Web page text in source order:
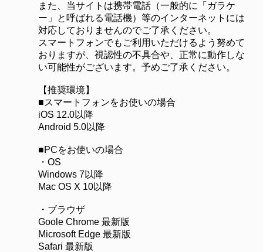
また、当サイトは携帯電話（一般的に「ガラケ
ー」と呼ばれる電話機）等のインターネットには
対応しておりませんのでご了承ください。
スマートフォンでもご利用いただけるよう努めて
おりますが、視認性の不具合や、正常に動作しな
い可能性がございます。予めご了承ください。
【推奨環境】
■スマートフォンをお使いの場合
iOS 12.0以降
Android 5.0以降
■PCをお使いの場合
・OS
Windows 7以降
Mac OS X 10以降
・ブラウザ
Goole Chrome 最新版
Microsoft Edge 最新版
Safari 最新版